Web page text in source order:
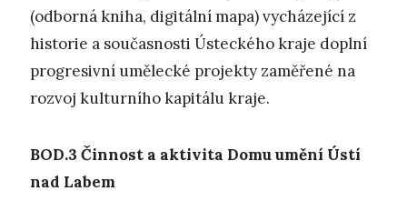
(odborná kniha, digitální mapa) vycházející z
historie a současnosti Ústeckého kraje doplní
progresivní umělecké projekty zaměřené na
rozvoj kulturního kapitálu kraje.
BOD.3 Činnost a aktivita Domu umění Ústí
nad Labem